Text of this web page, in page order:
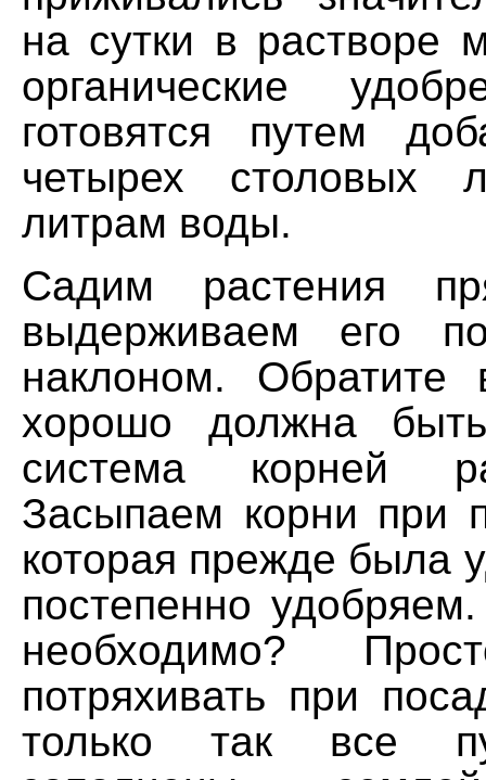
на сутки в растворе
органические
готовятся путем
четырех столовых
литрам воды.
Садим растения
выдерживаем его
наклоном. Обратите
хорошо должна
система корней
Засыпаем корни при
которая прежде была
постепенно
необходимо?
потряхивать при
только так все